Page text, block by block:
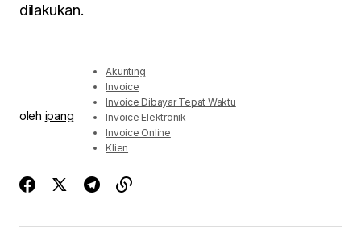
dilakukan.
oleh ipang
Akunting
Invoice
Invoice Dibayar Tepat Waktu
Invoice Elektronik
Invoice Online
Klien